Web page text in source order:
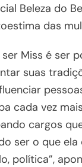
Beleza do
das
Miss é ser
suas
cada vez
cargos
ser o que ela
política”,